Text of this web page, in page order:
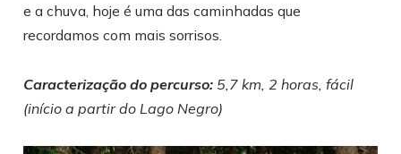
e a chuva, hoje é uma das caminhadas que
recordamos com mais sorrisos.
Caracterização do percurso: 5,7 km, 2 horas, fácil
(início a partir do Lago Negro)